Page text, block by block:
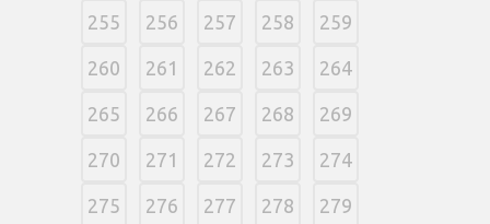
255 256 257 258 259
260 261 262 263 264
265 266 267 268 269
270 271 272 273 274
275 276 277 278 279